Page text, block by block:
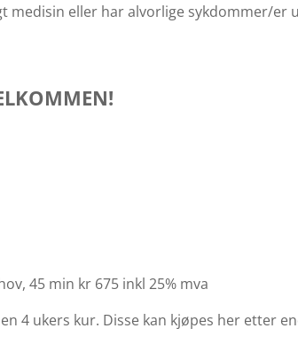
medisin eller har alvorlige sykdommer/er
45 min kr 675 inkl 25% mva
4 ukers kur. Disse kan kjøpes her etter